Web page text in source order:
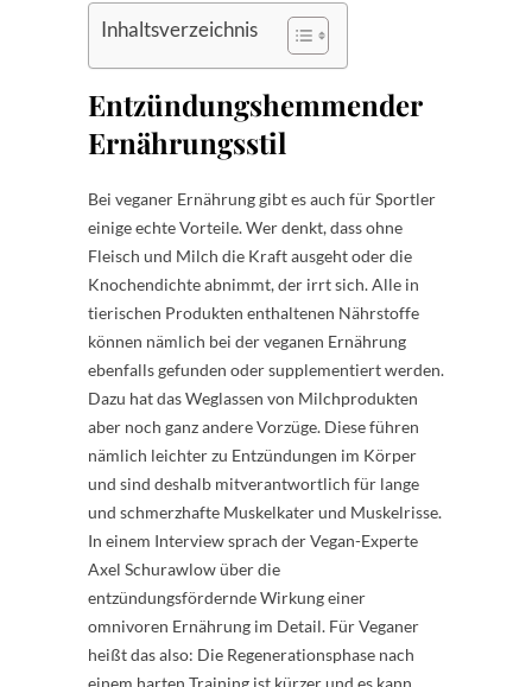
Inhaltsverzeichnis
Entzündungshemmender
Ernährungsstil
Bei veganer Ernährung gibt es auch für Sportler
einige echte Vorteile. Wer denkt, dass ohne
Fleisch und Milch die Kraft ausgeht oder die
Knochendichte abnimmt, der irrt sich. Alle in
tierischen Produkten enthaltenen Nährstoffe
können nämlich bei der veganen Ernährung
ebenfalls gefunden oder supplementiert werden.
Dazu hat das Weglassen von Milchprodukten
aber noch ganz andere Vorzüge. Diese führen
nämlich leichter zu Entzündungen im Körper
und sind deshalb mitverantwortlich für lange
und schmerzhafte Muskelkater und Muskelrisse.
In einem Interview sprach der Vegan-Experte
Axel Schurawlow über die
entzündungsfördernde Wirkung einer
omnivoren Ernährung im Detail. Für Veganer
heißt das also: Die Regenerationsphase nach